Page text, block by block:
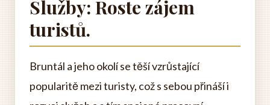
Služby: Roste zájem
turistů.
Bruntál a jeho okolí se těší vzrůstající
popularitě mezi turisty, což s sebou přináší i